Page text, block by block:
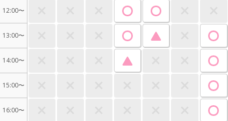
12:00〜
13:00〜
14:00〜
15:00〜
16:00〜